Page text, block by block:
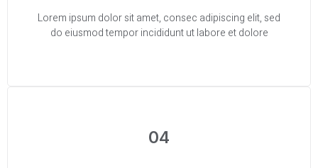
Lorem ipsum dolor sit amet, consec adipiscing elit, sed
do eiusmod tempor incididunt ut labore et dolore
04